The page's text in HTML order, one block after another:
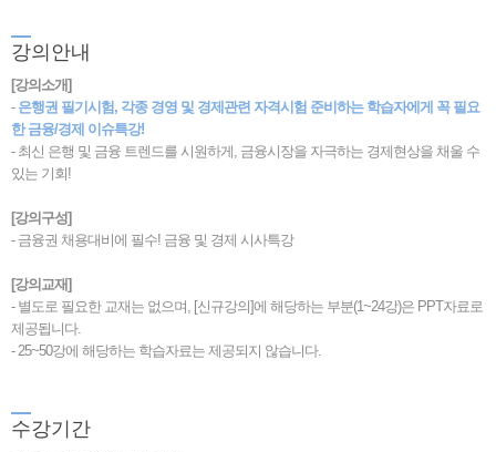
강의안내
[강의소개]
- 은행권 필기시험, 각종 경영 및 경제관련 자격시험 준비하는 학습자에게 꼭 필요
한 금융/경제 이슈특강!
- 최신 은행 및 금융 트렌드를 시원하게, 금융시장을 자극하는 경제현상을 채울 수
있는 기회!
[강의구성]
- 금융권 채용대비에 필수! 금융 및 경제 시사특강
[강의교재]
- 별도로 필요한 교재는 없으며, [신규강의]에 해당하는 부분(1~24강)은 PPT자료로
제공됩니다.
- 25~50강에 해당하는 학습자료는 제공되지 않습니다.
수강기간